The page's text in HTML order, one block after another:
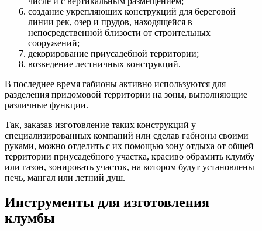
создание укрепляющих конструкций для береговой
линии рек, озер и прудов, находящейся в
непосредственной близости от строительных
сооружений;
декорирование приусадебной территории;
возведение лестничных конструкций.
В последнее время габионы активно используются для
разделения придомовой территории на зоны, выполняющие
различные функции.
Так, заказав изготовление таких конструкций у
специализированных компаний или сделав габионы своими
руками, можно отделить с их помощью зону отдыха от общей
территории приусадебного участка, красиво обрамить клумбу
или газон, зонировать участок, на котором будут установлены
печь, мангал или летний душ.
Инструменты для изготовления
клумбы